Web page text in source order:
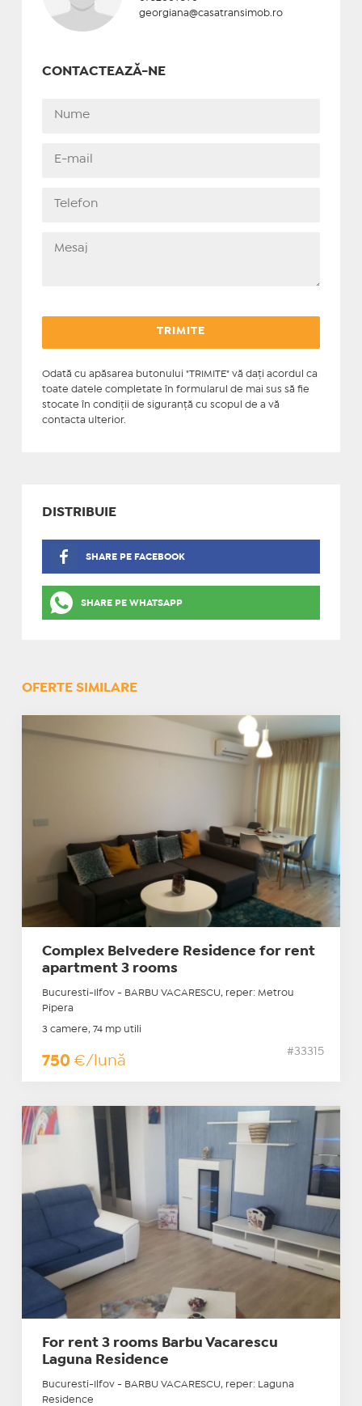
georgiana@casatransimob.ro
CONTACTEAZĂ-NE
Odată cu apăsarea butonului "TRIMITE" vă daţi acordul ca
toate datele completate în formularul de mai sus să fie
stocate în condiţii de siguranţă cu scopul de a vă
contacta ulterior.
DISTRIBUIE
SHARE PE FACEBOOK
SHARE PE WHATSAPP
OFERTE SIMILARE
Complex Belvedere Residence for rent
apartment 3 rooms
Bucuresti-Ilfov - BARBU VACARESCU, reper: Metrou
Pipera
3 camere, 74 mp utili
750 €/lună
#33315
For rent 3 rooms Barbu Vacarescu
Laguna Residence
Bucuresti-Ilfov - BARBU VACARESCU, reper: Laguna
Residence